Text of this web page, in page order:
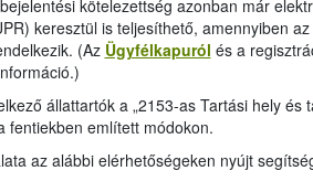
kötelezettség azonban már
keresztül is teljesíthető, amennyiben
(Az Ügyfélkapuról és a
állattartók a „2153-as Tartási hely és
fentiekben említett módokon.
az alábbi elérhetőségeken nyújt